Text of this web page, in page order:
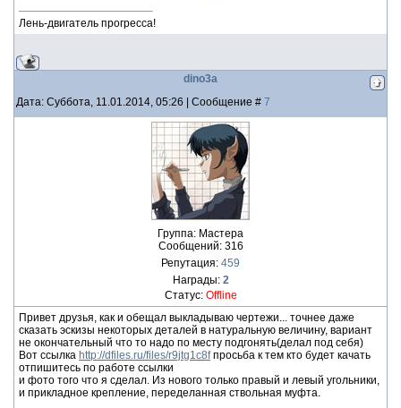
Лень-двигатель прогресса!
dino3a
Дата: Суббота, 11.01.2014, 05:26 | Сообщение # 7
Группа: Мастера
Сообщений: 316
Репутация: 459
Награды: 2
Статус: Offline
Привет друзья, как и обещал выкладываю чертежи... точнее даже
сказать эскизы некоторых деталей в натуральную величину, вариант
не окончательный что то надо по месту подгонять(делал под себя)
Вот ссылка http://dfiles.ru/files/r9jtg1c8fпросьба к тем кто будет качать
отпишитесь по работе ссылки
и фото того что я сделал. Из нового только правый и левый угольники,
и прикладное крепление, переделанная ствольная муфта.